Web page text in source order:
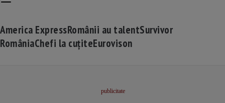
America ExpressRomânii au talentSurvivor
RomâniaChefi la cuțiteEurovison